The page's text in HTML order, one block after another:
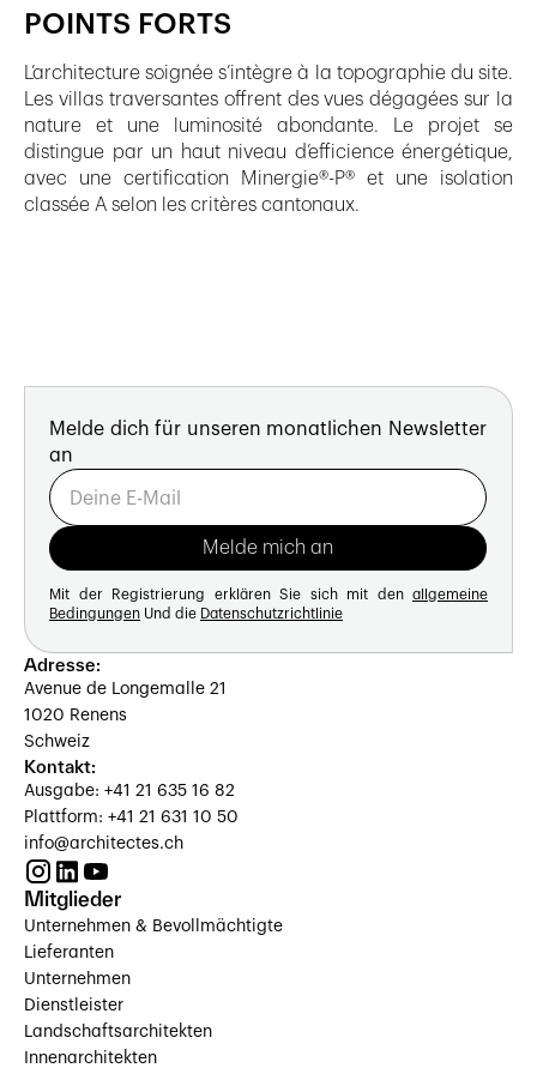
POINTS FORTS
L’architecture soignée s’intègre à la topographie du site.
Les villas traversantes offrent des vues dégagées sur la
nature et une luminosité abondante. Le projet se
distingue par un haut niveau d’efficience énergétique,
avec une certification Minergie®-P® et une isolation
classée A selon les critères cantonaux.
Melde dich für unseren monatlichen Newsletter
an
Mit der Registrierung erklären Sie sich mit den allgemeine
Bedingungen Und die Datenschutzrichtlinie
Adresse:
Avenue de Longemalle 21
1020 Renens
Schweiz
Kontakt:
Ausgabe: +41 21 635 16 82
Plattform: +41 21 631 10 50
info@architectes.ch
Mitglieder
Unternehmen & Bevollmächtigte
Lieferanten
Unternehmen
Dienstleister
Landschaftsarchitekten
Innenarchitekten